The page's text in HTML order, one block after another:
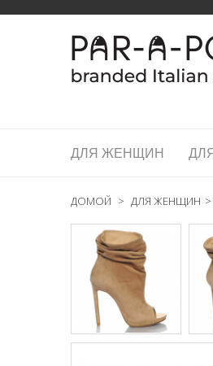
ДЛЯ ЖЕНЩИН
ДОМОЙ > ДЛЯ ЖЕНЩИН >